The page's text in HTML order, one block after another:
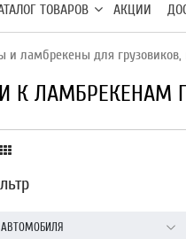
ТОВАРОВ АКЦИИ
и ламбрекены для грузовиков,
К ЛАМБРЕКЕНАМ